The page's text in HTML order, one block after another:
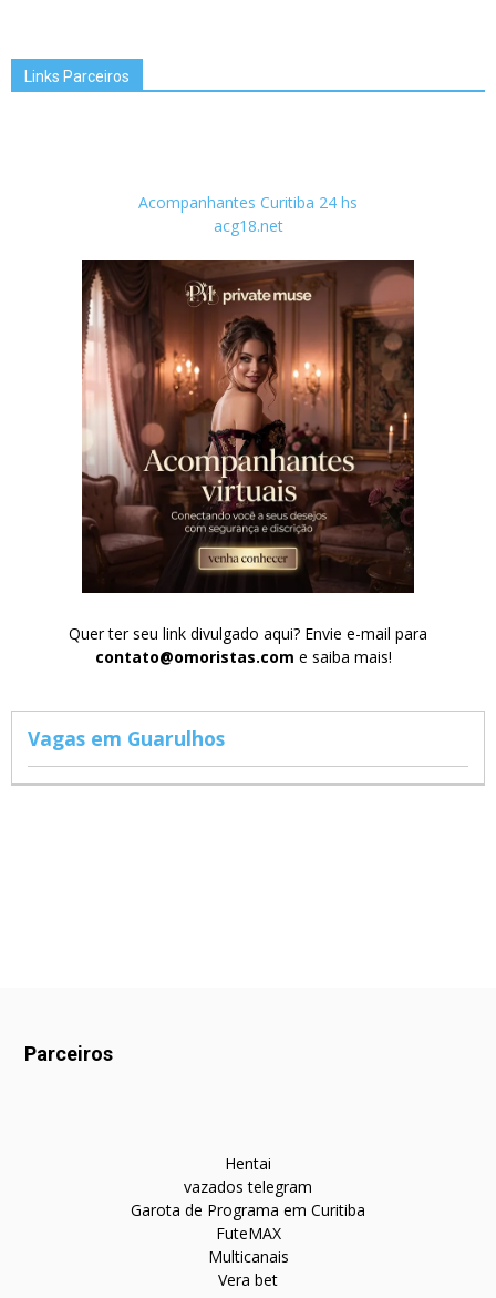
Links Parceiros
Acompanhantes Curitiba 24 hs
acg18.net
Quer ter seu link divulgado aqui? Envie e-mail para
contato@omoristas.com e saiba mais!
Vagas em Guarulhos
Parceiros
Hentai
vazados telegram
Garota de Programa em Curitiba
FuteMAX
Multicanais
Vera bet